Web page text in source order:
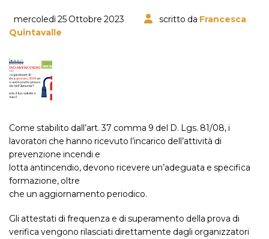
mercoledì 25 Ottobre 2023 scritto da Francesca
Quintavalle
Come stabilito dall’art. 37 comma 9 del D. Lgs. 81/08, i
lavoratori che hanno ricevuto l’incarico dell’attività di
prevenzione incendi e
lotta antincendio, devono ricevere un’adeguata e specifica
formazione, oltre
che un aggiornamento periodico.
Gli attestati di frequenza e di superamento della prova di
verifica vengono rilasciati direttamente dagli organizzatori